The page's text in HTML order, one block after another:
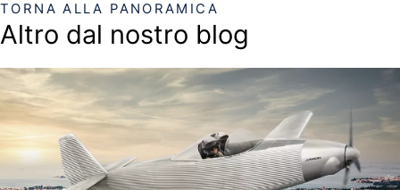
TORNA ALLA PANORAMICA
Altro dal nostro blog